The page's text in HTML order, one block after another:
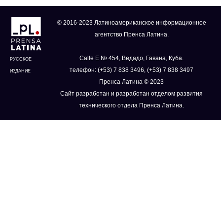
РУССКОЕ
ИЗДАНИЕ
© 2016-2023 Латиноамериканское информационное
агентство Пренса Латина.
Calle E № 454, Ведадо, Гавана, Куба.
телефон: (+53) 7 838 3496, (+53) 7 838 3497
Пренса Латина © 2023
Сайт разработан и разработан отделом развития
технического отдела Пренса Латина.